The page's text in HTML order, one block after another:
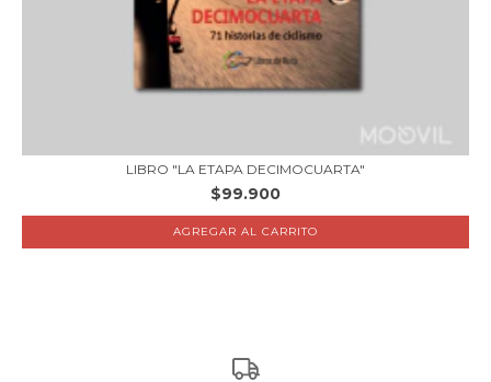
LIBRO "LA ETAPA DECIMOCUARTA"
$99.900